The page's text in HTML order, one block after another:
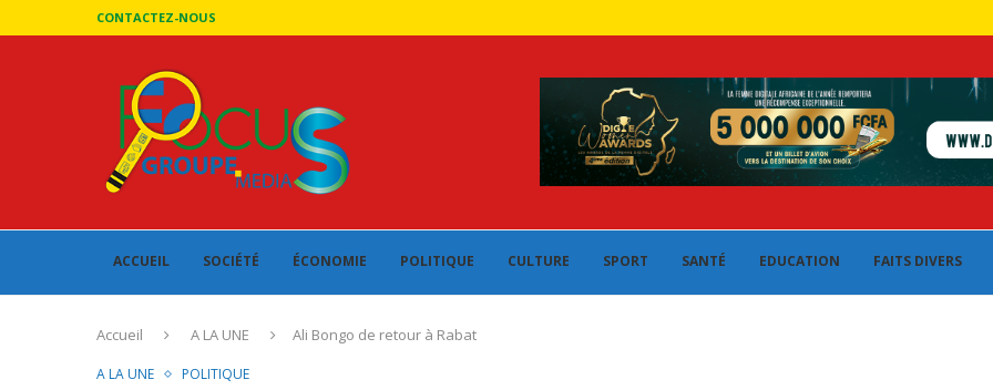
CONTACTEZ-NOUS
ACCUEIL SOCIÉTÉ ÉCONOMIE POLITIQUE CULTURE SPORT SANTÉ EDUCATION FAITS DIVERS
Accueil A LA UNE Ali Bongo de retour à Rabat
A LA UNE POLITIQUE